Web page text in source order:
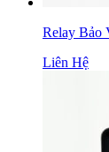
Relay Bảo
Liên Hệ